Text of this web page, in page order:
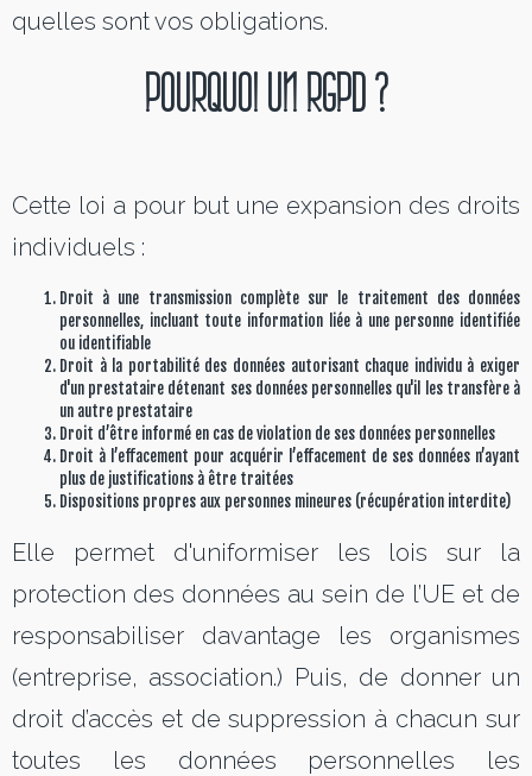
quelles sont vos obligations.
POURQUOI UN RGPD ?
Cette loi a pour but une expansion des droits
individuels :
Droit à une transmission complète sur le traitement des données
personnelles, incluant toute information liée à une personne identifiée
ou identifiable
Droit à la portabilité des données autorisant chaque individu à exiger
d'un prestataire détenant ses données personnelles qu'il les transfère à
un autre prestataire
Droit d’être informé en cas de violation de ses données personnelles
Droit à l’effacement pour acquérir l’effacement de ses données n’ayant
plus de justifications à être traitées
Dispositions propres aux personnes mineures (récupération interdite)
Elle permet d'uniformiser les lois sur la
protection des données au sein de l’UE et de
responsabiliser davantage les organismes
(entreprise, association.) Puis, de donner un
droit d’accès et de suppression à chacun sur
toutes les données personnelles les